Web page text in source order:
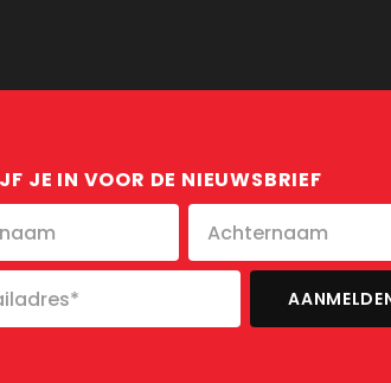
JE IN VOOR DE NIEUWSBRIEF